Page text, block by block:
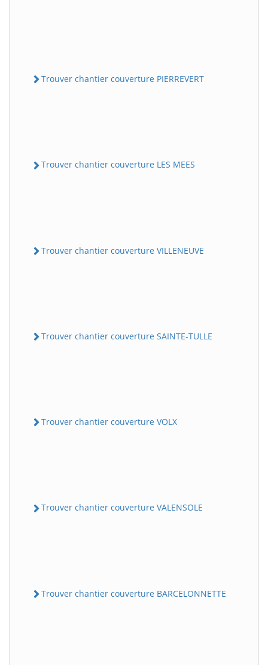
Trouver chantier couverture PIERREVERT
Trouver chantier couverture LES MEES
Trouver chantier couverture VILLENEUVE
Trouver chantier couverture SAINTE-TULLE
Trouver chantier couverture VOLX
Trouver chantier couverture VALENSOLE
Trouver chantier couverture BARCELONNETTE